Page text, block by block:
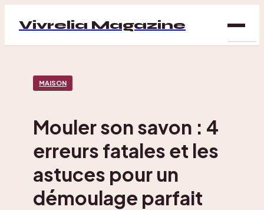
Vivrelia Magazine
MAISON
Mouler son savon : 4
erreurs fatales et les
astuces pour un
démoulage parfait